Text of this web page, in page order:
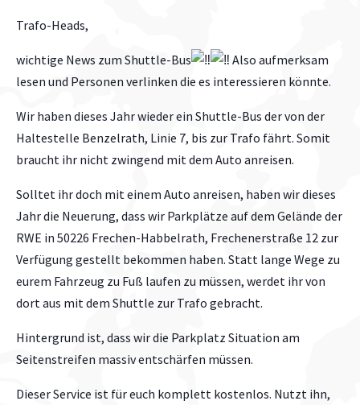
Trafo-Heads,
wichtige News zum Shuttle-Bus
Also aufmerksam
lesen und Personen verlinken die es interessieren könnte.
Wir haben dieses Jahr wieder ein Shuttle-Bus der von der
Haltestelle Benzelrath, Linie 7, bis zur Trafo fährt. Somit
braucht ihr nicht zwingend mit dem Auto anreisen.
Solltet ihr doch mit einem Auto anreisen, haben wir dieses
Jahr die Neuerung, dass wir Parkplätze auf dem Gelände der
RWE in 50226 Frechen-Habbelrath, Frechenerstraße 12 zur
Verfügung gestellt bekommen haben. Statt lange Wege zu
eurem Fahrzeug zu Fuß laufen zu müssen, werdet ihr von
dort aus mit dem Shuttle zur Trafo gebracht.
Hintergrund ist, dass wir die Parkplatz Situation am
Seitenstreifen massiv entschärfen müssen.
Dieser Service ist für euch komplett kostenlos. Nutzt ihn,